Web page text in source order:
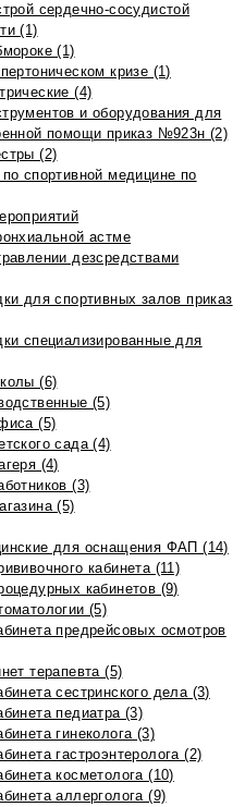
сердечно-сосудистой
(1)
(1)
кризе (1)
(4)
и оборудования для
помощи приказ №923н (2)
(2)
спортивной медицине по
астме
дезсредствами
для спортивных залов приказ
специализированные для
(6)
(5)
(5)
сада (4)
(4)
(3)
(5)
для оснащения ФАП (14)
кабинета (11)
кабинетов (9)
(5)
предрейсовых осмотров
терапевта (5)
сестринского дела (3)
педиатра (3)
гинеколога (3)
гастроэнтеролога (2)
косметолога (10)
аллерголога (9)